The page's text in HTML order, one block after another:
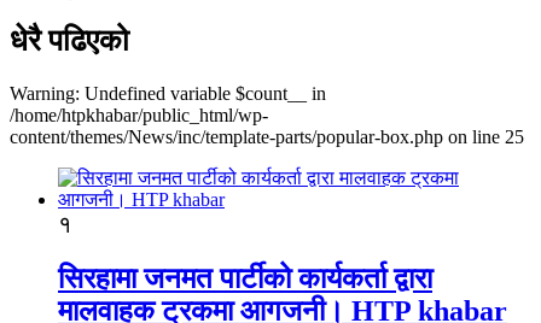
धेरै पढिएको
Warning: Undefined variable $count__ in
/home/htpkhabar/public_html/wp-
content/themes/News/inc/template-parts/popular-box.php on line 25
१
सिरहामा जनमत पार्टीको कार्यकर्ता द्वारा
मालवाहक ट्रकमा आगजनी। HTP khabar